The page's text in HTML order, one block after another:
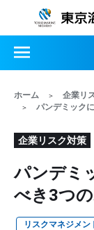
ホーム
企業リ
パンデミック
企業リスク対策
パンデミ
べき3つ
リスクマネジメン